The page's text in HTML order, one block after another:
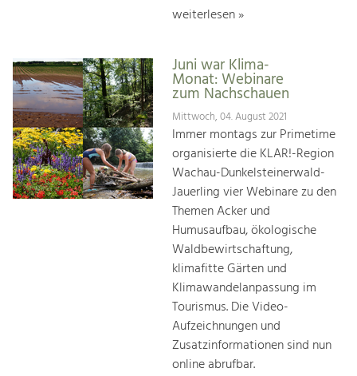
weiterlesen »
Juni war Klima-
Monat: Webinare
zum Nachschauen
Mittwoch, 04. August 2021
Immer montags zur Primetime
organisierte die KLAR!-Region
Wachau-Dunkelsteinerwald-
Jauerling vier Webinare zu den
Themen Acker und
Humusaufbau, ökologische
Waldbewirtschaftung,
klimafitte Gärten und
Klimawandelanpassung im
Tourismus. Die Video-
Aufzeichnungen und
Zusatzinformationen sind nun
online abrufbar.